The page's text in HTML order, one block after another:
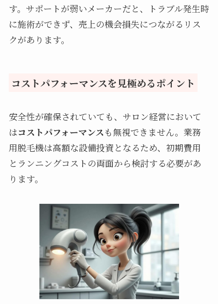
す。サポートが弱いメーカーだと、トラブル発生時
に施術ができず、売上の機会損失につながるリス
クがあります。
コストパフォーマンスを見極めるポイント
安全性が確保されていても、サロン経営において
はコストパフォーマンスも無視できません。業務
用脱毛機は高額な設備投資となるため、初期費用
とランニングコストの両面から検討する必要があ
ります。